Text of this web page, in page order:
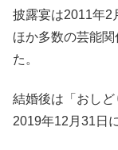
披露宴は2011年2
ほか多数の芸能
た。
結婚後は「おしど
2019年12月31日